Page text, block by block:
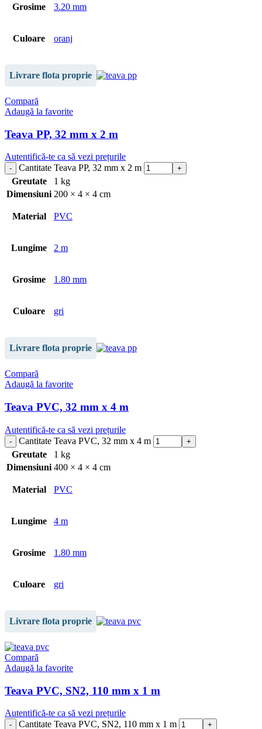
Grosime 3.20 mm
Culoare oranj
Livrare flota proprie
Compară
Adaugă la favorite
Teava PP, 32 mm x 2 m
Autentifică-te ca să vezi prețurile
Cantitate Teava PP, 32 mm x 2 m
Greutate
1 kg
Dimensiuni 200 × 4 × 4 cm
Material PVC
Lungime 2 m
Grosime 1.80 mm
Culoare gri
Livrare flota proprie
Compară
Adaugă la favorite
Teava PVC, 32 mm x 4 m
Autentifică-te ca să vezi prețurile
Cantitate Teava PVC, 32 mm x 4 m
Greutate
1 kg
Dimensiuni 400 × 4 × 4 cm
Material PVC
Lungime 4 m
Grosime 1.80 mm
Culoare gri
Livrare flota proprie
Compară
Adaugă la favorite
Teava PVC, SN2, 110 mm x 1 m
Autentifică-te ca să vezi prețurile
Cantitate Teava PVC, SN2, 110 mm x 1 m